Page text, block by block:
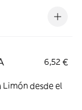
6,52 €
desde el